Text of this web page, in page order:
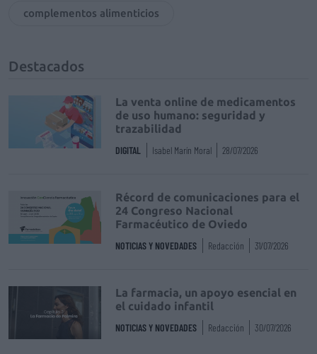
complementos alimenticios
Destacados
La venta online de medicamentos
de uso humano: seguridad y
trazabilidad
DIGITAL Isabel Marín Moral 28/07/2026
Récord de comunicaciones para el
24 Congreso Nacional
Farmacéutico de Oviedo
NOTICIAS Y NOVEDADES Redacción 31/07/2026
La farmacia, un apoyo esencial en
el cuidado infantil
NOTICIAS Y NOVEDADES Redacción 30/07/2026